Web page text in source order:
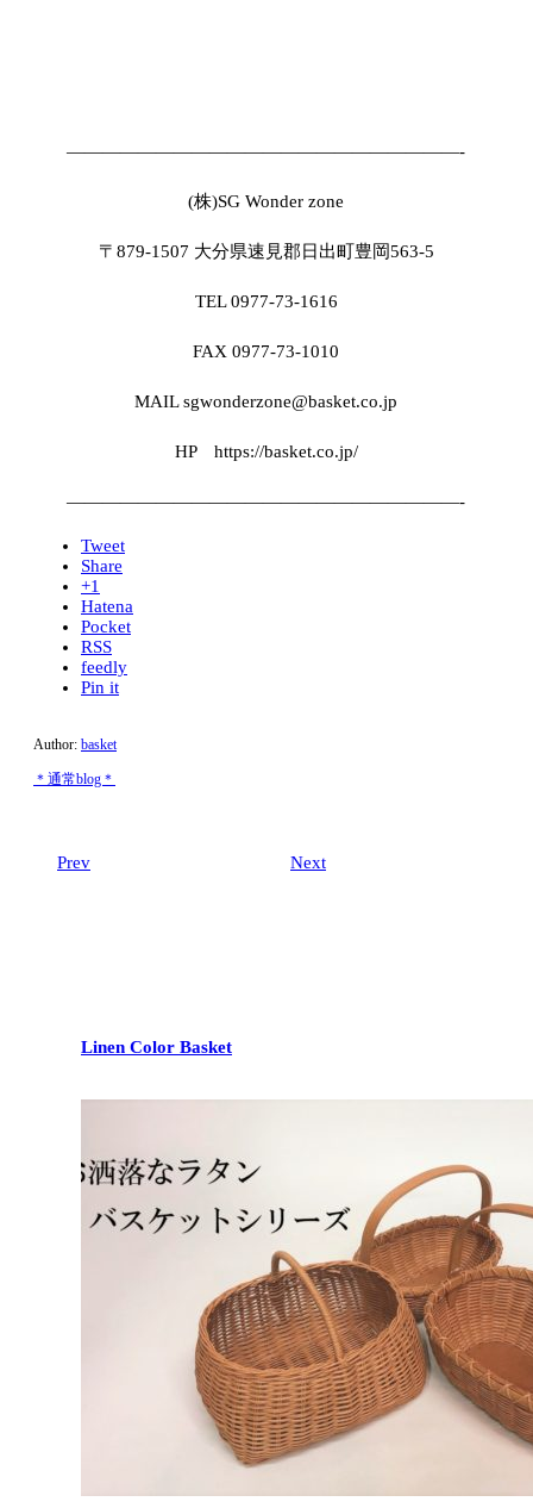
——————————————————————-
(株)SG Wonder zone
〒879-1507 大分県速見郡日出町豊岡563-5
TEL 0977-73-1616
FAX 0977-73-1010
MAIL sgwonderzone@basket.co.jp
HP https://basket.co.jp/
——————————————————————-
Tweet
Share
+1
Hatena
Pocket
RSS
feedly
Pin it
Author: basket
＊通常blog＊
Prev Next
Linen Color Basket